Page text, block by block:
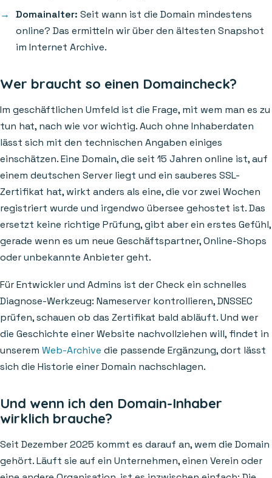
Domainalter: Seit wann ist die Domain mindestens
online? Das ermitteln wir über den ältesten Snapshot
im Internet Archive.
Wer braucht so einen Domaincheck?
Im geschäftlichen Umfeld ist die Frage, mit wem man es zu
tun hat, nach wie vor wichtig. Auch ohne Inhaberdaten
lässt sich mit den technischen Angaben einiges
einschätzen. Eine Domain, die seit 15 Jahren online ist, auf
einem deutschen Server liegt und ein sauberes SSL-
Zertifikat hat, wirkt anders als eine, die vor zwei Wochen
registriert wurde und irgendwo übersee gehostet ist. Das
ersetzt keine richtige Prüfung, gibt aber ein erstes Gefühl,
gerade wenn es um neue Geschäftspartner, Online-Shops
oder unbekannte Anbieter geht.
Für Entwickler und Admins ist der Check ein schnelles
Diagnose-Werkzeug: Nameserver kontrollieren, DNSSEC
prüfen, schauen ob das Zertifikat bald abläuft. Und wer
die Geschichte einer Website nachvollziehen will, findet in
unserem Web-Archive die passende Ergänzung, dort lässt
sich die Historie einer Domain nachschlagen.
Und wenn ich den Domain-Inhaber
wirklich brauche?
Seit Dezember 2025 kommt es darauf an, wem die Domain
gehört. Läuft sie auf ein Unternehmen, einen Verein oder